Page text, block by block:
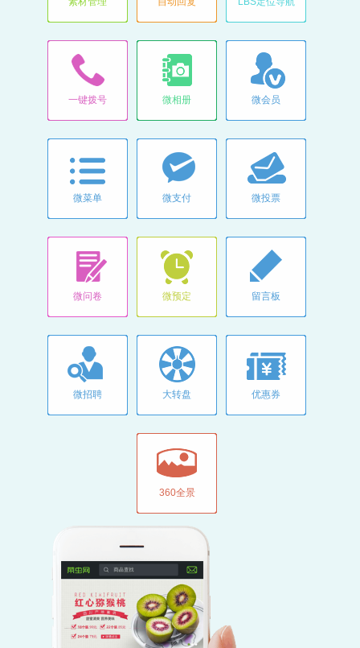
一键拨号 微相册 微会员
微菜单 微支付 微投票
微问卷 微预定 留言板
微招聘 大转盘 优惠券
360全景